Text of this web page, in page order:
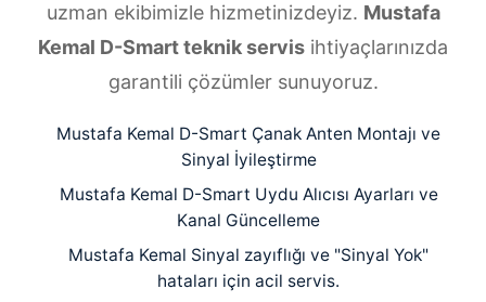
uzman ekibimizle hizmetinizdeyiz. Mustafa
Kemal D-Smart teknik servis ihtiyaçlarınızda
garantili çözümler sunuyoruz.
Mustafa Kemal D-Smart Çanak Anten Montajı ve
Sinyal İyileştirme
Mustafa Kemal D-Smart Uydu Alıcısı Ayarları ve
Kanal Güncelleme
Mustafa Kemal Sinyal zayıflığı ve "Sinyal Yok"
hataları için acil servis.